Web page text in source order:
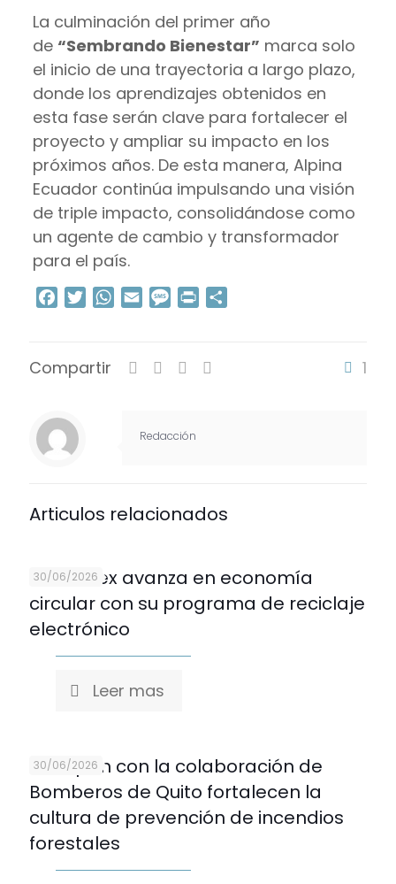
La culminación del primer año
de “Sembrando Bienestar” marca solo
el inicio de una trayectoria a largo plazo,
donde los aprendizajes obtenidos en
esta fase serán clave para fortalecer el
proyecto y ampliar su impacto en los
próximos años. De esta manera, Alpina
Ecuador continúa impulsando una visión
de triple impacto, consolidándose como
un agente de cambio y transformador
para el país.
Facebook
TwitterWhatsApp
Email Message
Print
Compartir 1
Redacción
Articulos relacionados
30/06/2026
Marcimex avanza en economía
circular con su programa de reciclaje
electrónico
Leer mas
30/06/2026
Novopan con la colaboración de
Bomberos de Quito fortalecen la
cultura de prevención de incendios
forestales